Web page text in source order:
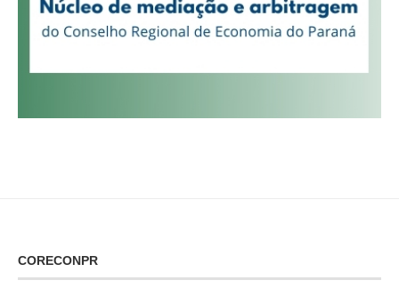
CORECONPR